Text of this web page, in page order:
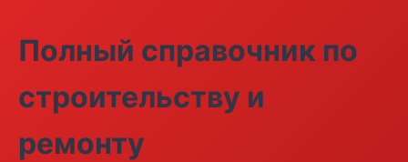
Полный справочник по
строительству и
ремонту